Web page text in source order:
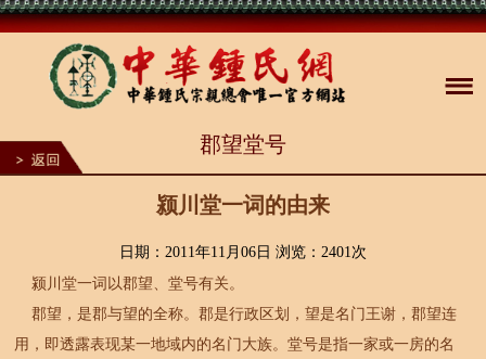
2
4
郡望堂号
颍川堂一词的由来
日期：2011年11月06日 浏览： 2401次
颍川堂一词以郡望、堂号有关。
郡望，是郡与望的全称。郡是行政区划，望是名门王谢，郡望连
用，即透露表现某一地域内的名门大族。堂号是指一家或一房的名